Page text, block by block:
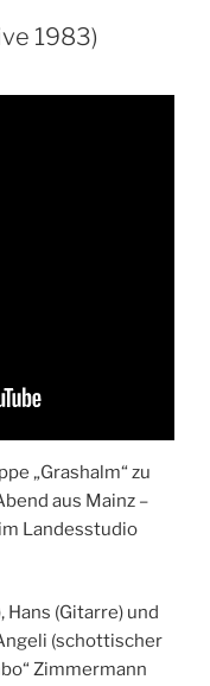
1983)
„Grashalm“ zu
aus Mainz –
Landesstudio
Hans (Gitarre) und
(schottischer
Zimmermann